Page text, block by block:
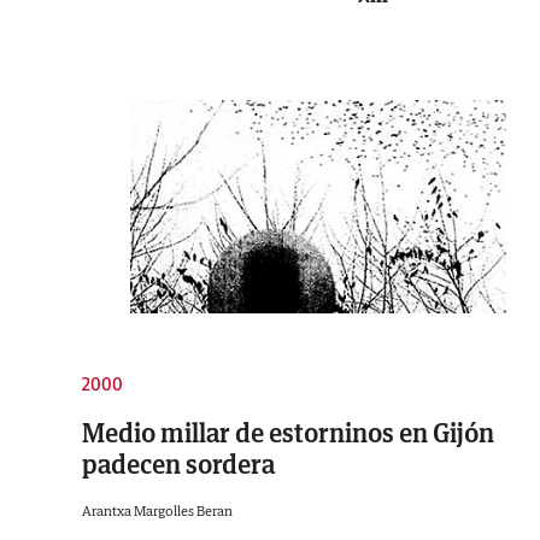
2000
Medio millar de estorninos en Gijón
padecen sordera
Arantxa Margolles Beran